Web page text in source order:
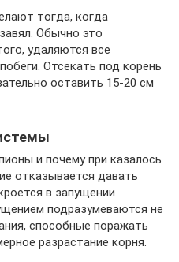
тогда, когда
Обычно это
удаляются все
Отсекать под корень
оставить 15-20 см
и почему при казалось
отказывается давать
в запущении
подразумеваются не
способные поражать
разрастание корня.